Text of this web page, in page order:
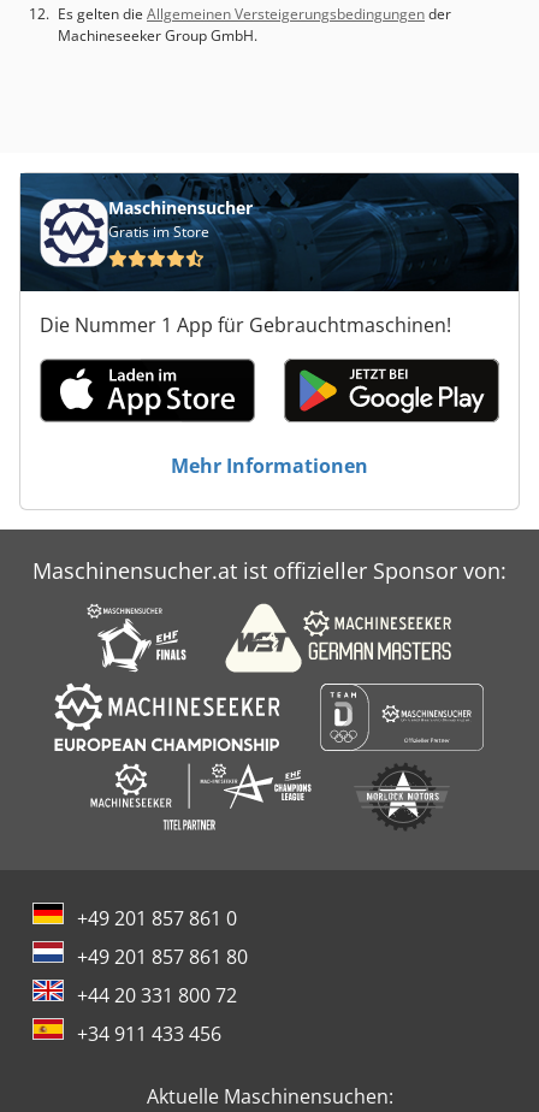
Es gelten die Allgemeinen Versteigerungsbedingungender
Machineseeker Group GmbH.
Maschinensucher
Gratis im Store
Die Nummer 1 App für Gebrauchtmaschinen!
Mehr Informationen
Maschinensucher.at ist offizieller Sponsor von:
+49 201 857 861 0
+49 201 857 861 80
+44 20 331 800 72
+34 911 433 456
Aktuelle Maschinensuchen: